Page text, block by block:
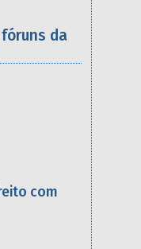
da
com